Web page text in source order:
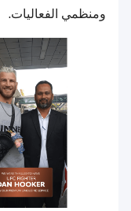
ومنظمي الفعاليات.